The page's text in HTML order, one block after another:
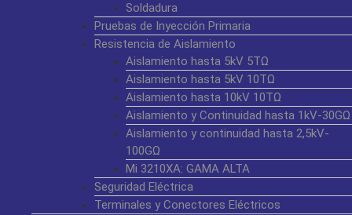
Soldadura
Pruebas de Inyección Primaria
Resistencia de Aislamiento
Aislamiento hasta 5kV 5TΩ
Aislamiento hasta 5kV 10TΩ
Aislamiento hasta 10kV 10TΩ
Aislamiento y Continuidad hasta 1kV-30GΩ
Aislamiento y continuidad hasta 2,5kV-
100GΩ
Mi 3210XA: GAMA ALTA
Seguridad Eléctrica
Terminales y Conectores Eléctricos